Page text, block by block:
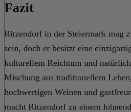
Fazit
Ritzendorf in der Steiermark mag
sein, doch er besitzt eine
kulturellem Reichtum und
Mischung aus traditionellem
hochwertigen Weinen und
macht Ritzendorf zu einem